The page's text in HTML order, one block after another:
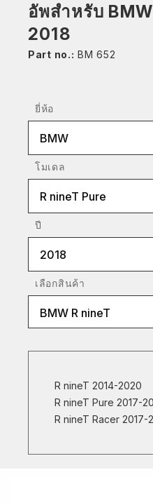
อัพสำหรับ BMW
2018
Part no.: BM 652
ยี่ห้อ
BMW
โมเดล
R nineT Pure
ปี
2018
เลือกสินค้า
BMW R nineT
R nineT 2014-2020
R nineT Pure 2017-
R nineT Racer 2017-